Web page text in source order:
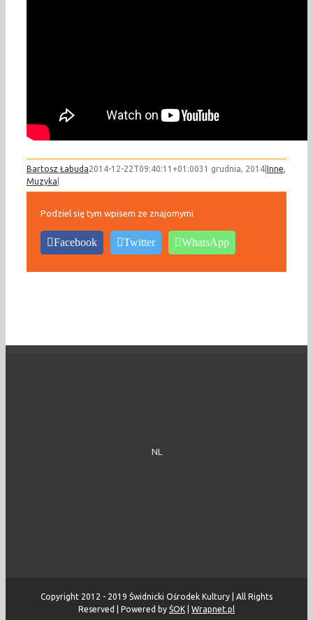
Bartosz Łabuda2014-12-22T09:40:11+01:0031 grudnia, 2014 Inne,
Muzyka
Podziel się tym wpisem ze znajomymi
Facebook Twitter WhatsApp
NL
Copyright 2012 - 2019 Świdnicki Ośrodek Kultury | All Rights
Reserved | Powered by ŚOK Wrapnet.pl